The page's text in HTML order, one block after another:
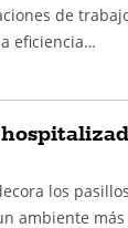
de
eficiencia…
los
ambiente